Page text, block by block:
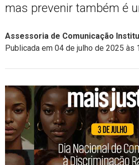
mas prevenir também é
Assessoria de Comunicação
Publicada em 04 de julho de 2025 às